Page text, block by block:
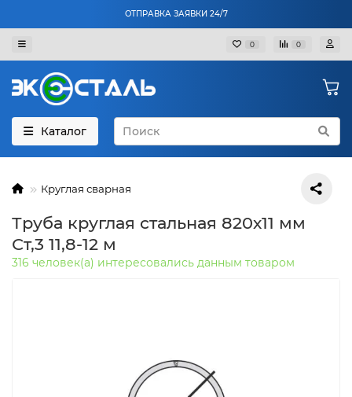
ОТПРАВКА ЗАЯВКИ 24/7
0 0
Каталог
Круглая сварная
Труба круглая стальная 820х11 мм
Ст,3 11,8-12 м
316 человек(а) интересовались данным товаром